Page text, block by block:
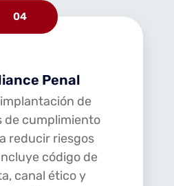
04
Penal
de
de cumplimiento
reducir riesgos
código de
canal ético y